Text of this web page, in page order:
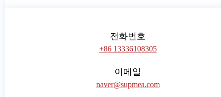
전화번호
+86 13336108305
이메일
naver@supmea.com